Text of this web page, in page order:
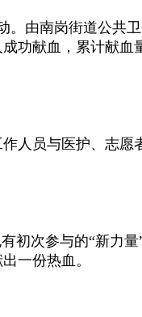
。由南岗街道公共
功献血，累计献血
人员与医护、志愿
初次参与的“新力
一份热血。